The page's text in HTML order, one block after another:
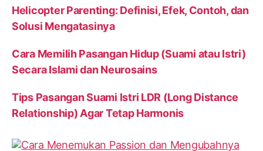
Helicopter Parenting: Definisi, Efek, Contoh, dan
Solusi Mengatasinya
Cara Memilih Pasangan Hidup (Suami atau Istri)
Secara Islami dan Neurosains
Tips Pasangan Suami Istri LDR (Long Distance
Relationship) Agar Tetap Harmonis